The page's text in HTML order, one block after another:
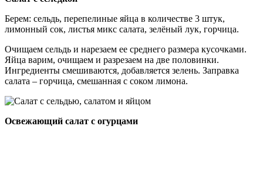
Берем: сельдь, перепелиные яйца в количестве 3 штук,
лимонный сок, листья микс салата, зелёный лук, горчица.
Очищаем сельдь и нарезаем ее среднего размера кусочками.
Яйца варим, очищаем и разрезаем на две половинки.
Ингредиенты смешиваются, добавляется зелень. Заправка
салата – горчица, смешанная с соком лимона.
Освежающий салат с огурцами